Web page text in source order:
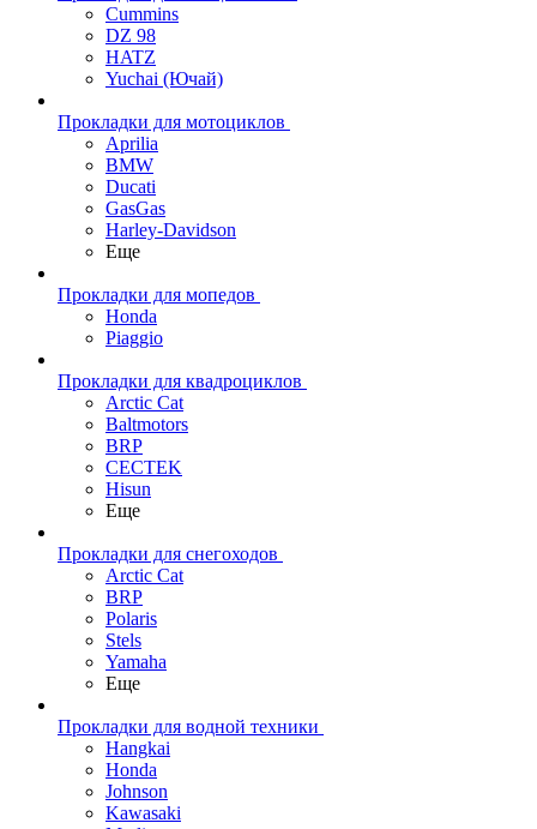
Cummins
DZ 98
HATZ
Yuchai (Ючай)
Прокладки для мотоциклов
Aprilia
BMW
Ducati
GasGas
Harley-Davidson
Еще
Прокладки для мопедов
Honda
Piaggio
Прокладки для квадроциклов
Arctic Cat
Baltmotors
BRP
CECTEK
Hisun
Еще
Прокладки для снегоходов
Arctic Cat
BRP
Polaris
Stels
Yamaha
Еще
Прокладки для водной техники
Hangkai
Honda
Johnson
Kawasaki